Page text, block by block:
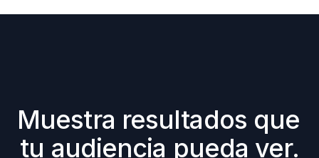
Muestra resultados que
tu audiencia pueda ver.